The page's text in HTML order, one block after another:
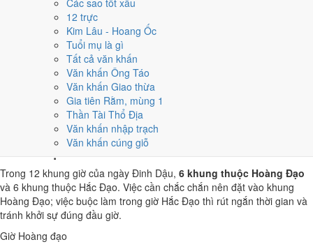
12 trực
Kim Lâu - Hoang Ốc
Tuổi mụ là gì
Tất cả văn khấn
Văn khấn Ông Táo
Văn khấn Giao thừa
Gia tiên Rằm, mùng 1
Thần Tài Thổ Địa
Văn khấn nhập trạch
Văn khấn cúng giỗ
Ngày Đinh Dậu có6 giờ Hoàng Đạo
Mão (05h-07h), Ngọ (11h-13h), Mùi (13h-15h), Dậu (17h-19h)
Khung dễ sắp xếp nhất trong giờ hành chính là
khung Hắc Đạo nên né khi ký kết hoặc xuất hành.
6 8 9 10 11 12 13 14 15
Hoàng đạo (tốt) Hắc đạo (xấu) Giờ hiện tại
6 giờ Hoàng Đạo và 6 giờ Hắc Đạo ngày
Đinh Dậu
Trong 12 khung giờ của ngày Đinh Dậu, 6 khung thuộc Hoàng Đạo
và 6 khung thuộc Hắc Đạo. Việc cần chắc chắn nên đặt vào khung
Hoàng Đạo; việc buộc làm trong giờ Hắc Đạo thì rút ngắn thời gian và
tránh khởi sự đúng đầu giờ.
Giờ Hoàng đạo